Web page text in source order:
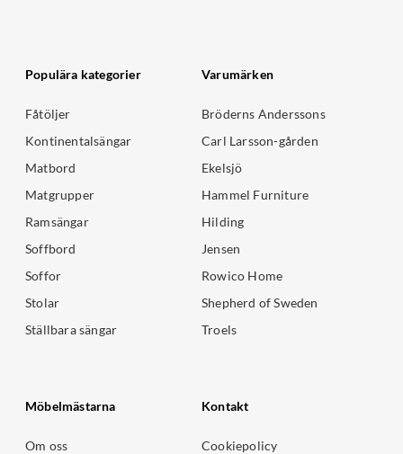
Populära kategorier
Fåtöljer
Kontinentalsängar
Matbord
Matgrupper
Ramsängar
Soffbord
Soffor
Stolar
Ställbara sängar
Varumärken
Bröderns Anderssons
Carl Larsson-gården
Ekelsjö
Hammel Furniture
Hilding
Jensen
Rowico Home
Shepherd of Sweden
Troels
Möbelmästarna
Om oss
Kontakt
Cookiepolicy